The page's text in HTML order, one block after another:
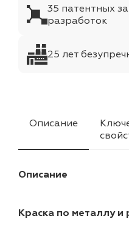
35 патентных
разработок
25 лет
Описание
Описание
Краска по металлу и